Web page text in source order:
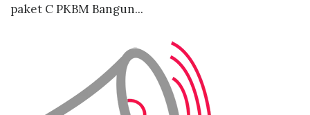
paket C PKBM Bangun...